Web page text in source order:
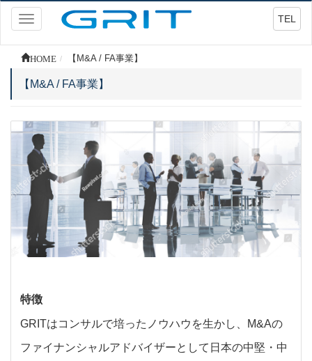
Toggle
navigation
TEL
HOME 【M&A / FA事業】
【M&A / FA事業】
特徴
GRITはコンサルで培ったノウハウを生かし、M&Aの
ファイナンシャルアドバイザーとして日本の中堅・中